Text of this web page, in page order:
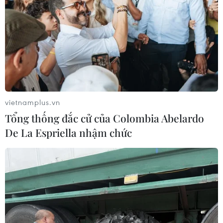
Tiêm vaccine cúm là một cách hiệu quả để bảo vệ bạn khỏi
virus cúm. (Nguồn: Getty Images)
Gần đây, Viện Y tế Quốc gia Mỹ thông báo nước
này đã bắt đầu thử nghiệm lâm sàng giai đoạn
một đối với FluMos-v2 - một loại vaccine ngừa
nhiều chủng cúm mới được nghiên cứu.
vietnamplus.vn
Tổng thống đắc cử của Colombia Abelardo
De La Espriella nhậm chức